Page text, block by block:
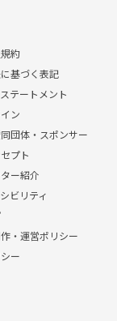
約
基づく表記
テートメント
ン
団体・スポンサー
プト
ー紹介
ビリティ
・運営ポリシー
ー